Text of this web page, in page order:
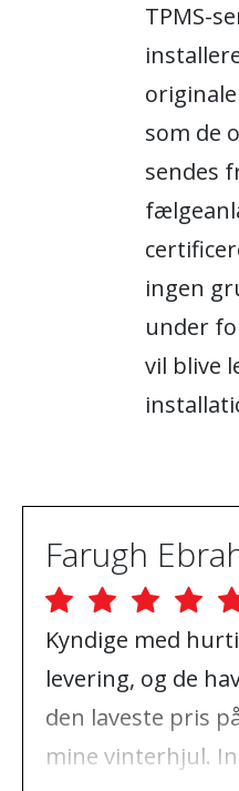
TPMS-
som de
sendes
ingen
under
vil blive
Kyndige med
levering, og de
den laveste pris
mine vinterhjul.